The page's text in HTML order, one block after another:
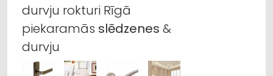
durvju rokturi Rīgā
piekaramās slēdzenes &
durvju